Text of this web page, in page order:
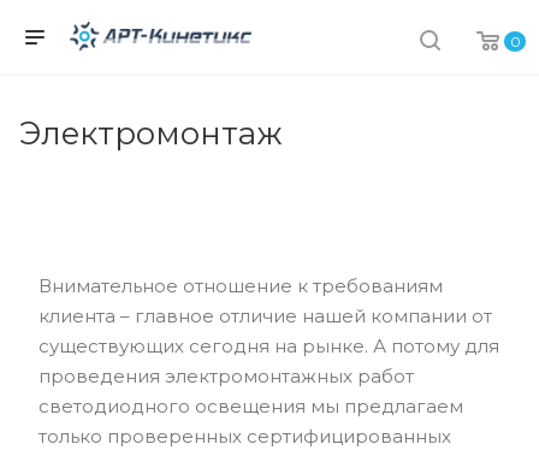
0
Электромонтаж
Внимательное отношение к требованиям
клиента – главное отличие нашей компании от
существующих сегодня на рынке. А потому для
проведения электромонтажных работ
светодиодного освещения мы предлагаем
только проверенных сертифицированных